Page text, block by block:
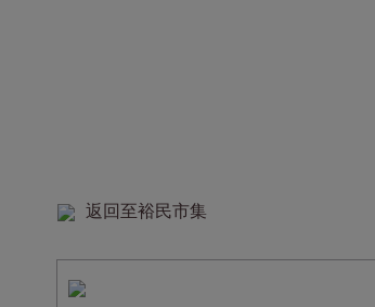
返回至裕民市集